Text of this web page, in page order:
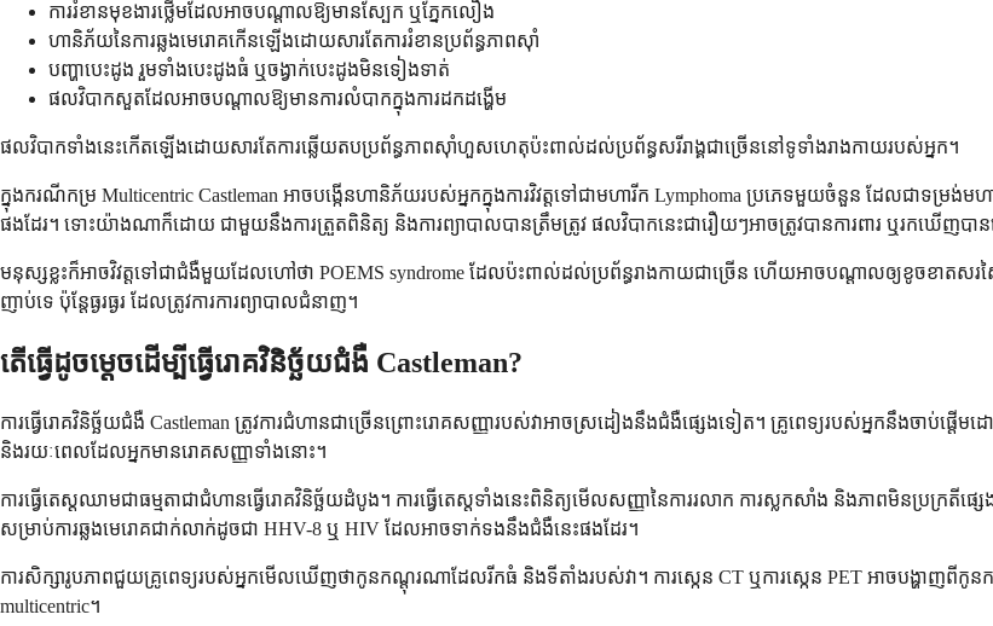
ការរំខានមុខងារថ្លើមដែលអាចបណ្តាលឱ្យមានស្បែក ឬភ្នែកលឿង
ហានិភ័យនៃការឆ្លងមេរោគកើនឡើងដោយសារតែការរំខានប្រព័ន្ធភាពស៊ាំ
បញ្ហាបេះដូង រួមទាំងបេះដូងធំ ឬចង្វាក់បេះដូងមិនទៀងទាត់
ផលវិបាកសួតដែលអាចបណ្តាលឱ្យមានការលំបាកក្នុងការដកដង្ហើម
ផលវិបាកទាំងនេះកើតឡើងដោយសារតែការឆ្លើយតបប្រព័ន្ធភាពស៊ាំហួសហេតុប៉ះពាល់ដល់ប្រព័ន្ធសរីរាង្គជាច្រើននៅទូទាំងរាងកាយរបស់អ្នក។
ក្នុងករណីកម្រ Multicentric Castleman អាចបង្កើនហានិភ័យរបស់អ្នកក្នុងការវិវត្តទៅជាមហារីក Lymphoma ប្រភេទមួយចំនួន ដែលជាទម្
ផងដែរ។ ទោះយ៉ាងណាក៏ដោយ ជាមួយនឹងការត្រួតពិនិត្យ និងការព្យាបាលបានត្រឹមត្រូវ ផលវិបាកនេះជារឿយៗអាចត្រូវបានការពារ ឬរកឃើញប
មនុស្សខ្លះក៏អាចវិវត្តទៅជាជំងឺមួយដែលហៅថា POEMS syndrome ដែលប៉ះពាល់ដល់ប្រព័ន្ធរាងកាយជាច្រើន ហើយអាចបណ្តាលឲ្យខូចខាតសរ
ញាប់ទេ ប៉ុន្តែធ្ងរធ្ងរ ដែលត្រូវការការព្យាបាលជំនាញ។
តើធ្វើដូចម្តេចដើម្បីធ្វើរោគវិនិច្ឆ័យជំងឺ Castleman?
ការធ្វើរោគវិនិច្ឆ័យជំងឺ Castleman ត្រូវការជំហានជាច្រើនព្រោះរោគសញ្ញារបស់វាអាចស្រដៀងនឹងជំងឺផ្សេងទៀត។ គ្រូពេទ្យរបស់អ្នកនឹងចាប់
និងរយៈពេលដែលអ្នកមានរោគសញ្ញាទាំងនោះ។
ការធ្វើតេស្តឈាមជាធម្មតាជាជំហានធ្វើរោគវិនិច្ឆ័យដំបូង។ ការធ្វើតេស្តទាំងនេះពិនិត្យមើលសញ្ញានៃការរលាក ការស្លកសាំង និងភាពមិនប្រក្រ
សម្រាប់ការឆ្លងមេរោគជាក់លាក់ដូចជា HHV-8 ឬ HIV ដែលអាចទាក់ទងនឹងជំងឺនេះផងដែរ។
ការសិក្សារូបភាពជួយគ្រូពេទ្យរបស់អ្នកមើលឃើញថាកូនកណ្តុរណាដែលរីកធំ និងទីតាំងរបស់វា។ ការស្កេន CT ឬការស្កេន PET អាចបង្ហាញ
multicentric។